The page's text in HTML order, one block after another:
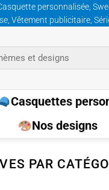
personnalisée,
Vêtement publicitaire,
Casquettes
Nos designs
PAR